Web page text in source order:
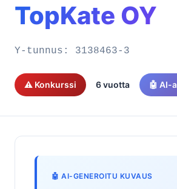
TopKate OY
Y-tunnus: 3138463-3
⚠️ Konkurssi 6 vuotta 🤖 AI-
🤖 AI-GENEROITU KUVAUS